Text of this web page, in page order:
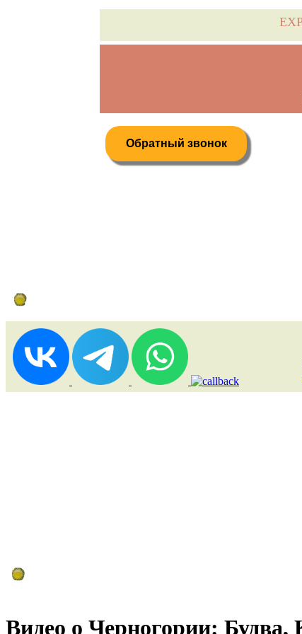
Обратный звонок
Дистанционное бронирование туров
Видео о Черногории: Будва,